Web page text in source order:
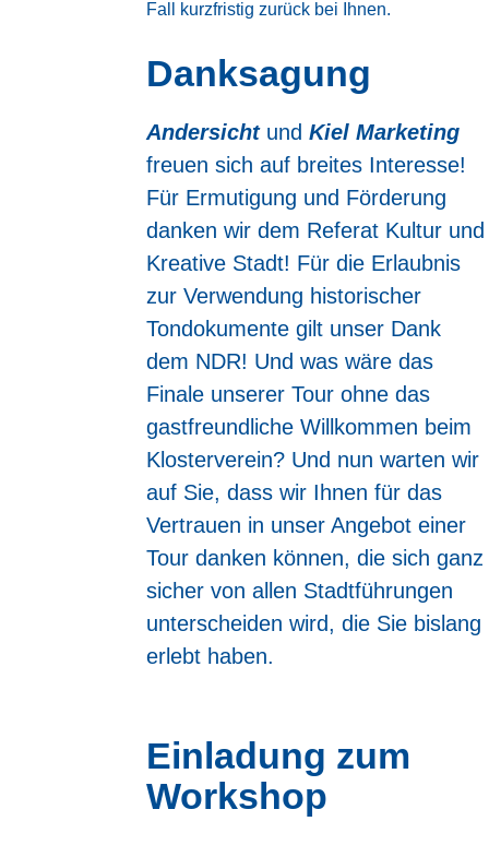
Fall kurzfristig zurück bei Ihnen.
Danksagung
AndersichtundKiel Marketing
freuen sich auf breites Interesse!
Für Ermutigung und Förderung
danken wir dem Referat Kultur und
Kreative Stadt! Für die Erlaubnis
zur Verwendung historischer
Tondokumente gilt unser Dank
dem NDR! Und was wäre das
Finale unserer Tour ohne das
gastfreundliche Willkommen beim
Klosterverein? Und nun warten wir
auf Sie, dass wir Ihnen für das
Vertrauen in unser Angebot einer
Tour danken können, die sich ganz
sicher von allen Stadtführungen
unterscheiden wird, die Sie bislang
erlebt haben.
Einladung zum
Workshop